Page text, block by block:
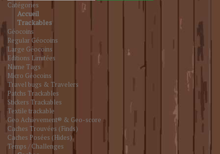
Catégories
Accueil
Trackables
Géocoins
Regular Géocoins
Large Géocoins
Editions Limitées
Name Tags
Micro Géocoins
Travel bugs & Travelers
Patchs Trackables
Stickers Trackables
Textile trackable
Geo Achievement® & Geo-score
Caches Trouvées (Finds)
Caches Posées (Hides)
Temps / Challenges